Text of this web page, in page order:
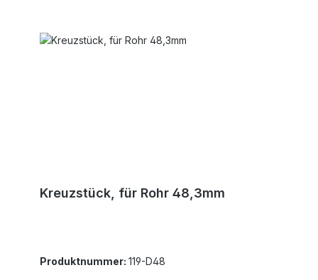
Kreuzstück, für Rohr 48,3mm
Produktnummer: 119-D48